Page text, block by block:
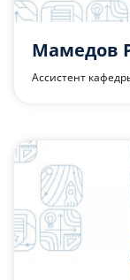
Мамедов
Ассистент